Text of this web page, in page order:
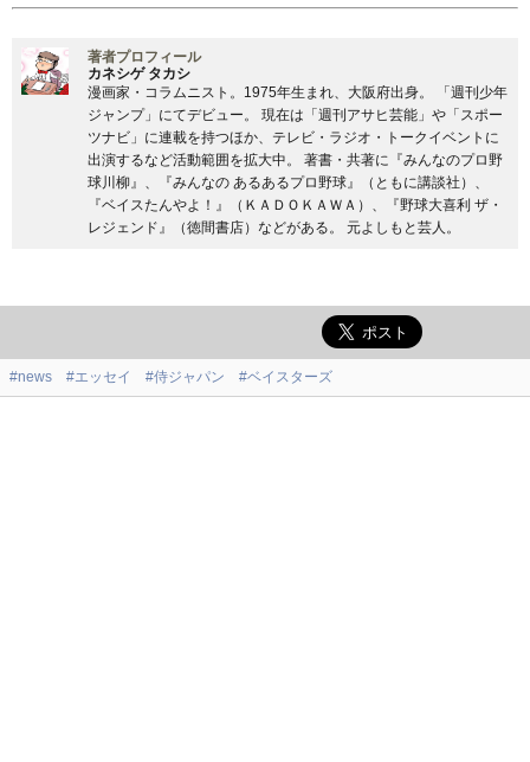
著者プロフィール
カネシゲ タカシ
漫画家・コラムニスト。1975年生まれ、大阪府出身。 「週刊少年
ジャンプ」にてデビュー。 現在は「週刊アサヒ芸能」や「スポー
ツナビ」に連載を持つほか、テレビ・ラジオ・トークイベントに
出演するなど活動範囲を拡大中。 著書・共著に『みんなのプロ野
球川柳』、『みんなの あるあるプロ野球』（ともに講談社）、
『ベイスたんやよ！』（ＫＡＤＯＫＡＷＡ）、『野球大喜利 ザ・
レジェンド』（徳間書店）などがある。 元よしもと芸人。
#news #エッセイ #侍ジャパン #ベイスターズ